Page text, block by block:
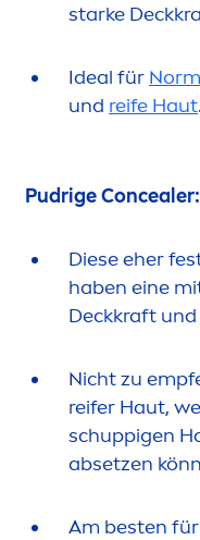
starke
Ideal für
und reife Haut.
Pudrige Concealer:
Diese eher
haben eine
Deckkraft
Nicht zu
reifer Haut,
schuppigen
absetzen
Am besten für